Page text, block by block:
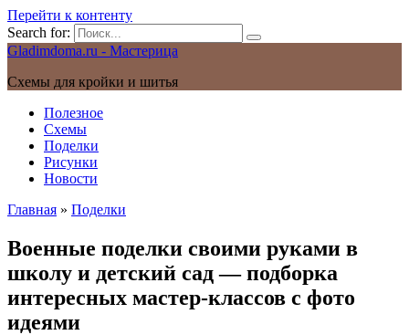
Перейти к контенту
Search for:
Gladimdoma.ru - Мастерица
Схемы для кройки и шитья
Полезное
Схемы
Поделки
Рисунки
Новости
Главная » Поделки
Военные поделки своими руками в
школу и детский сад — подборка
интересных мастер-классов с фото
идеями